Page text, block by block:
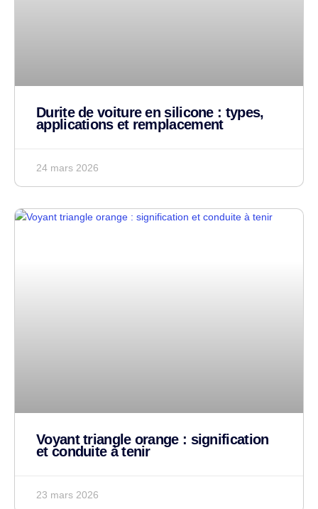
Durite de voiture en silicone : types,
applications et remplacement
24 mars 2026
Voyant triangle orange : signification
et conduite à tenir
23 mars 2026